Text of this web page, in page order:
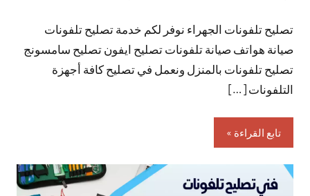
تعليقات
تصليح تلفونات الجهراء نوفر لكم خدمة تصليح تلفونات
صيانة هواتف صيانة تلفونات تصليح ايفون تصليح سامسونج
تصليح تلفونات بالمنزل ونعمل في تصليح كافة أجهزة
التلفونات […]
تابع القراءة